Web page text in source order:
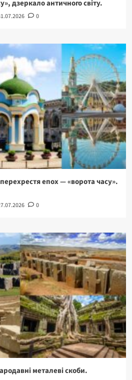
дзеркало античного світу.
0
епох — «ворота часу».
0
металеві скоби.